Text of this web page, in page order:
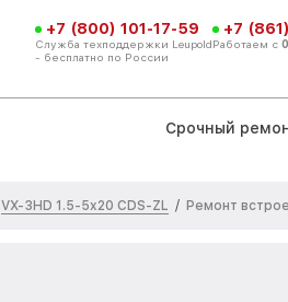
+7 (800) 101-17-59
Служба техподдержки Leupold
- бесплатно по России
+7
Работаем с
Срочный
VX-3HD 1.5-5x20 CDS-ZL / Ремонт